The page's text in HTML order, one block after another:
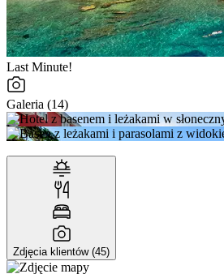
Last Minute!
Galeria (14)
Zdjęcia klientów (45)